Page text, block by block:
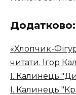
Додатково:
«Хлопчик-
читати. Ігор
І. Калинець
І. Калинець